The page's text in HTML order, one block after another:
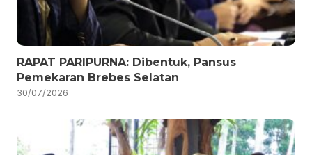
RAPAT PARIPURNA: Dibentuk, Pansus
Pemekaran Brebes Selatan
30/07/2026